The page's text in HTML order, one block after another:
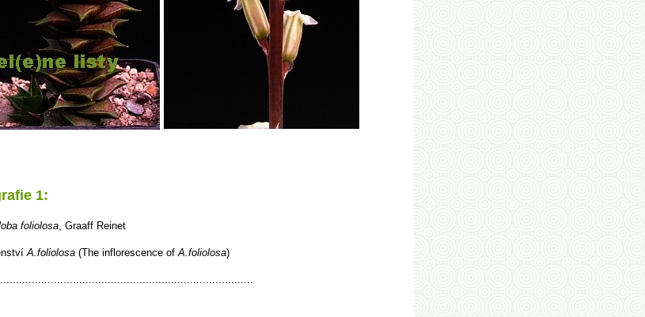
1:
foliolosa, Graaff Reinet
A.foliolosa (The inflorescence ofA.foliolosa)